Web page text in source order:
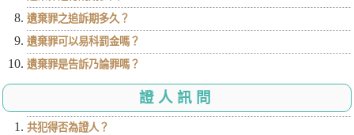
遺棄罪之追訴期多久？
遺棄罪可以易科罰金嗎？
遺棄罪是告訴乃論罪嗎？
證人訊問
共犯得否為證人？